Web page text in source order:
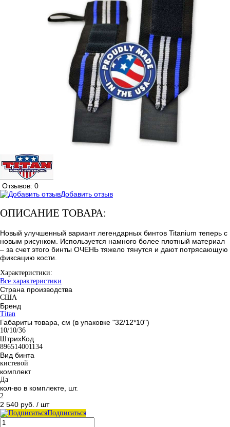
Отзывов: 0
Добавить отзыв
ОПИСАНИЕ ТОВАРА:
Новый улучшенный вариант легендарных бинтов Titanium теперь с
новым рисунком. Используется намного более плотный материал
– за счет этого бинты ОЧЕНЬ тяжело тянутся и дают потрясающую
фиксацию кости.
Характеристики:
Все характеристики
Страна производства
США
Бренд
Titan
Габариты товара, см (в упаковке "32/12*10")
10/10/36
ШтрихКод
896514001134
Вид бинта
кистевой
комплект
Да
кол-во в комплекте, шт.
2
2 540 руб. / шт
Подписаться